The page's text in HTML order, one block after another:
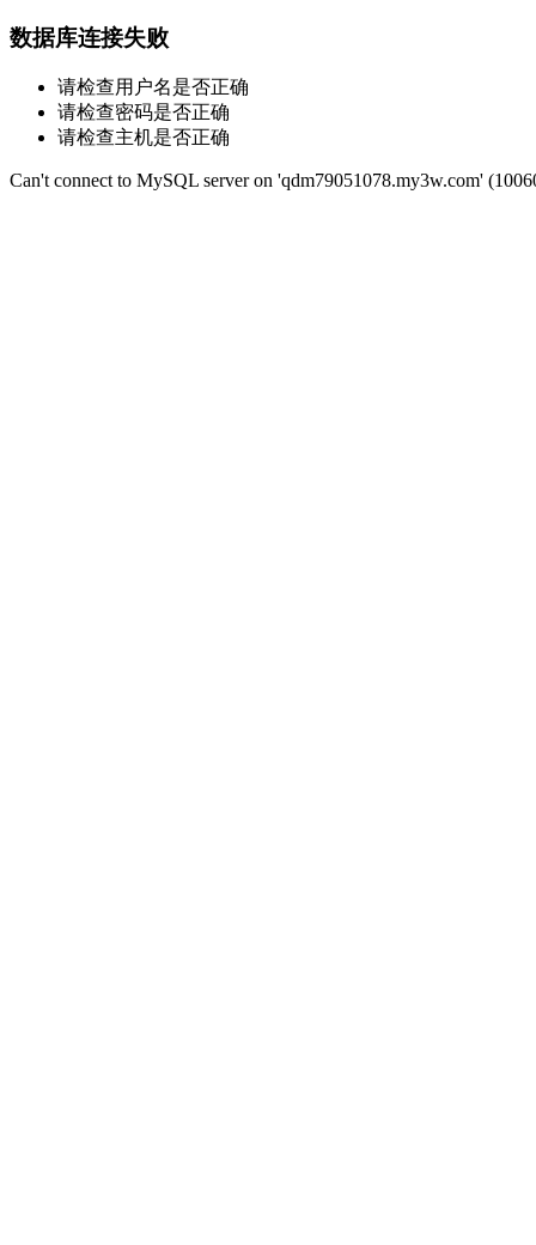
数据库连接失败
请检查用户名是否正确
请检查密码是否正确
请检查主机是否正确
Can't connect to MySQL server on 'qdm79051078.my3w.com'